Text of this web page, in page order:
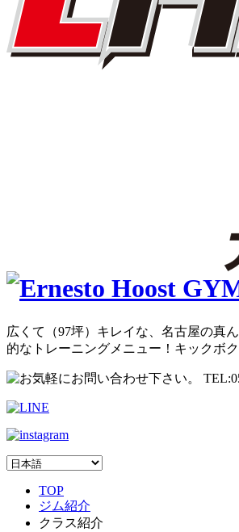
広くて（97坪）キレイな、名古屋の真
的なトレーニングメニュー！キックボ
TOP
ジム紹介
クラス紹介